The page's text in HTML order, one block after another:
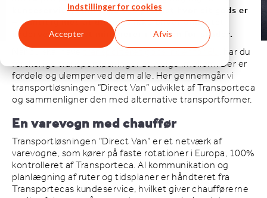
Indstillinger for cookies
Accepter Afvis
kundeservice, som altid ved præcist hvor dit gods er
– samtidig med at dit gods ikke bliver omlastet
undervejs, hvilket minimerer risikoen for skader.
Når du skal havetransporteret gods indenfor EU , har du
forskellige transportløsninger at vælge imellem. Der er
fordele og ulemper ved dem alle. Her gennemgår vi
transportløsningen ”Direct Van” udviklet af Transporteca
og sammenligner den med alternative transportformer.
En varevogn med chauffør
Transportløsningen “Direct Van” er et netværk af
varevogne, som kører på faste rotationer i Europa, 100%
kontrolleret af Transporteca. Al kommunikation og
planlægning af ruter og tidsplaner er håndteret fra
Transportecas kundeservice, hvilket giver chaufførerne